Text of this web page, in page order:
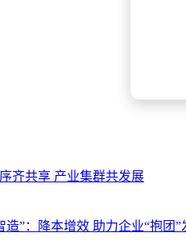
齐共享 产业集群共发展
”：降本增效 助力企业“抱团”